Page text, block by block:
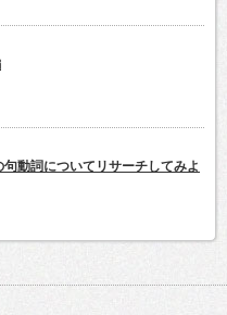
句動詞についてリサーチしてみよ